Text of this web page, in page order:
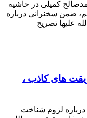
کمیلی در حاشیه
ضمن سخنرانی درباره
علیها تصریح
های کاذب ،
درباره لزوم شناخت